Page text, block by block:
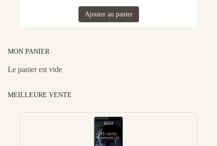
Ajouter au panier
MON PANIER
Le panier est vide
MEILLEURE VENTE